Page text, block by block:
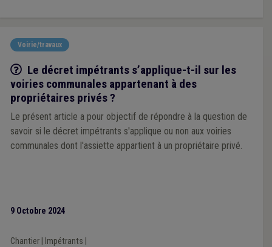
Voirie/travaux
Q/R
Le décret impétrants s’applique-t-il sur les
voiries communales appartenant à des
propriétaires privés ?
Le présent article a pour objectif de répondre à la question de
savoir si le décret impétrants s'applique ou non aux voiries
communales dont l'assiette appartient à un propriétaire privé.
9 Octobre 2024
Chantier| Impétrants